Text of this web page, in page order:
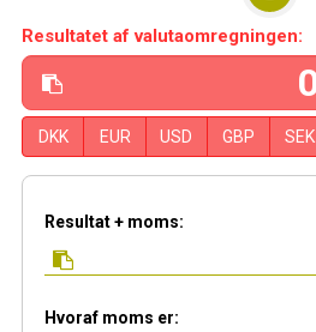
Resultatet af valutaomregningen:
DKK EUR USD GBP SEK
Resultat + moms:
Hvoraf moms er: